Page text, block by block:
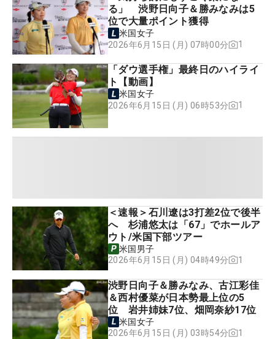
る」 渋野日向子＆勝みなみは5
位で大量ポイント獲得
米国女子
2026年6月15日 (月) 07時00分
1
「ダウ選手権」最終日のハイライ
ト【動画】
米国女子
2026年6月15日 (月) 06時53分
1
＜速報＞石川遼は3打差2位で後半
へ 杉浦悠太は「67」でホールア
ウト/米国下部ツアー
米国男子
2026年6月15日 (月) 04時49分
1
渋野日向子＆勝みなみ、古江彩佳
＆西村優菜が日本勢最上位の5
位 岩井姉妹7位、畑岡奈紗17位
米国女子
2026年6月15日 (月) 03時54分
1